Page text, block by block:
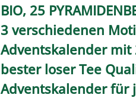
BIO, 25
3 verschiedenen
Adventskalender mit
bester loser Tee
Adventskalender für